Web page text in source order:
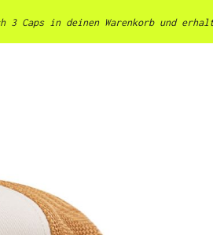
3 Caps in deinen Warenkorb und